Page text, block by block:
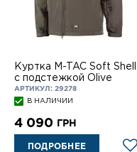
Куртка M-TAC Soft Shell
с подстежкой Olive
АРТИКУЛ: 29278
В НАЛИЧИИ
4 090 ГРН
ПОДРОБНЕЕ